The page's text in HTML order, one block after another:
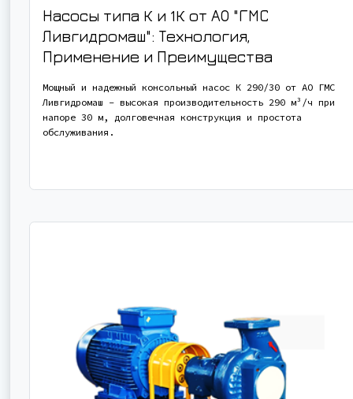
Насосы типа К и 1К от АО "ГМС
Ливгидромаш": Технология,
Применение и Преимущества
Мощный и надежный консольный насос К 290/30 от АО ГМС
Ливгидромаш - высокая производительность 290 м³/ч при
напоре 30 м, долговечная конструкция и простота
обслуживания.